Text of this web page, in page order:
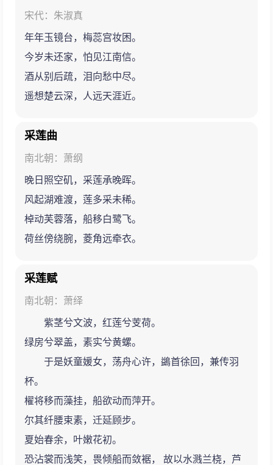
宋代：朱淑真
年年玉镜台，梅蕊宫妆困。
今岁未还家，怕见江南信。
酒从别后疏，泪向愁中尽。
遥想楚云深，人远天涯近。
采莲曲
南北朝：萧纲
晚日照空矶，采莲承晚晖。
风起湖难渡，莲多采未稀。
棹动芙蓉落，船移白鹭飞。
荷丝傍绕腕，菱角远牵衣。
采莲赋
南北朝：萧绎
紫茎兮文波，红莲兮芰荷。
绿房兮翠盖，素实兮黄螺。
于是妖童媛女，荡舟心许，鷁首徐回，兼传羽
杯。
櫂将移而藻挂，船欲动而萍开。
尔其纤腰束素，迁延顾步。
夏始春余，叶嫩花初。
恐沾裳而浅笑，畏倾船而敛裾， 故以水溅兰桡，芦